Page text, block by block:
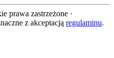
prawa zastrzeżone ·
z akceptacją regulaminu.